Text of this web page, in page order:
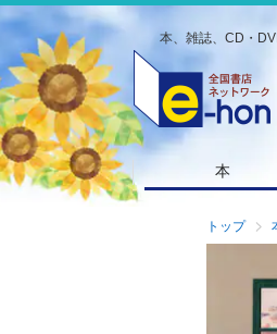
本、雑誌、CD・
本
トップ